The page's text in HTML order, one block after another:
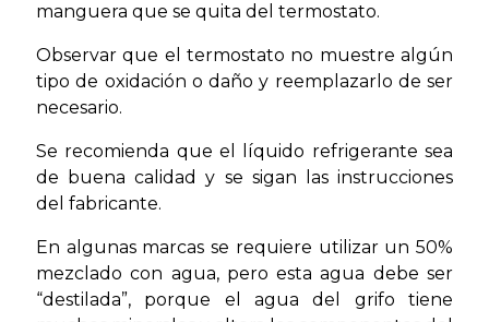
manguera que se quita del termostato.
Observar que el termostato no muestre algún
tipo de oxidación o daño y reemplazarlo de ser
necesario.
Se recomienda que el líquido refrigerante sea
de buena calidad y se sigan las instrucciones
del fabricante.
En algunas marcas se requiere utilizar un 50%
mezclado con agua, pero esta agua debe ser
“destilada”, porque el agua del grifo tiene